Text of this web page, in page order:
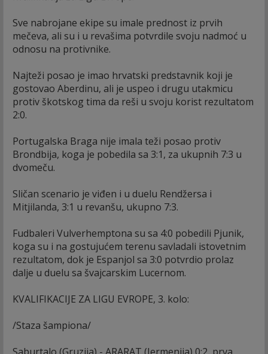
Sve nabrojane ekipe su imale prednost iz prvih
mečeva, ali su i u revašima potvrdile svoju nadmoć u
odnosu na protivnike.
Najteži posao je imao hrvatski predstavnik koji je
gostovao Aberdinu, ali je uspeo i drugu utakmicu
protiv škotskog tima da reši u svoju korist rezultatom
2:0.
Portugalska Braga nije imala teži posao protiv
Brondbija, koga je pobedila sa 3:1, za ukupnih 7:3 u
dvomeču.
Sličan scenario je viđen i u duelu Rendžersa i
Mitjilanda, 3:1 u revanšu, ukupno 7:3.
Fudbaleri Vulverhemptona su sa 4:0 pobedili Pjunik,
koga su i na gostujućem terenu savladali istovetnim
rezultatom, dok je Espanjol sa 3:0 potvrdio prolaz
dalje u duelu sa švajcarskim Lucernom.
KVALIFIKACIJE ZA LIGU EVROPE, 3. kolo:
/Staza šampiona/